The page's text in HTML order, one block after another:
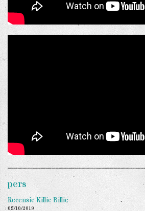
pers
Recensie Killie Billie
05/10/2019